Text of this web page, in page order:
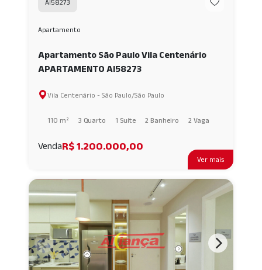
Ver mais
AI58273
Apartamento
Apartamento São Paulo Vila Centenário
APARTAMENTO AI58273
Vila Centenário - São Paulo/São Paulo
110 m² 3 Quarto 1 Suíte 2 Banheiro 2 Vaga
VendaR$ 1.200.000,00